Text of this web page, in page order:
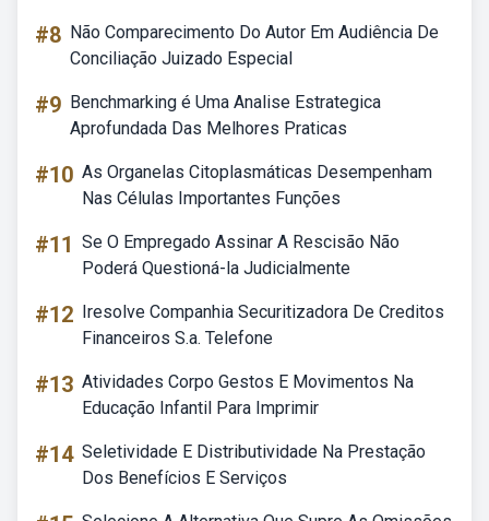
#8 Não Comparecimento Do Autor Em Audiência De
Conciliação Juizado Especial
#9 Benchmarking é Uma Analise Estrategica
Aprofundada Das Melhores Praticas
#10 As Organelas Citoplasmáticas Desempenham
Nas Células Importantes Funções
#11 Se O Empregado Assinar A Rescisão Não
Poderá Questioná-la Judicialmente
#12 Iresolve Companhia Securitizadora De Creditos
Financeiros S.a. Telefone
#13 Atividades Corpo Gestos E Movimentos Na
Educação Infantil Para Imprimir
#14 Seletividade E Distributividade Na Prestação
Dos Benefícios E Serviços